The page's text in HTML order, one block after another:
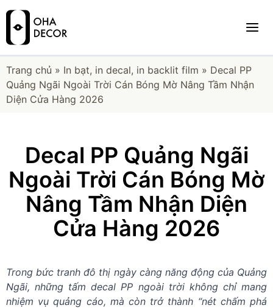
Trang chủ » In bạt, in decal, in backlit film » Decal PP
Quảng Ngãi Ngoài Trời Cán Bóng Mờ Nâng Tầm Nhận
Diện Cửa Hàng 2026
Decal PP Quảng Ngãi
Ngoài Trời Cán Bóng Mờ
Nâng Tầm Nhận Diện
Cửa Hàng 2026
Trong bức tranh đô thị ngày càng năng động của Quảng
Ngãi, những tấm decal PP ngoài trời không chỉ mang
nhiệm vụ quảng cáo, mà còn trở thành “nét chấm phá